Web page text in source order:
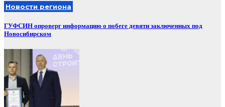
Новости региона
ГУФСИН опроверг информацию о побеге девяти заключенных под
Новосибирском